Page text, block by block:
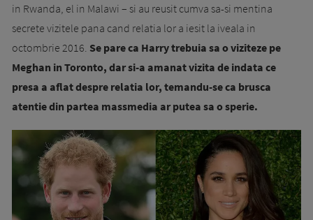
in Rwanda, el in Malawi – si au reusit cumva sa-si mentina
secrete vizitele pana cand relatia lor a iesit la iveala in
octombrie 2016. Se pare ca Harry trebuia sa o viziteze pe
Meghan in Toronto, dar si-a amanat vizita de indata ce
presa a aflat despre relatia lor, temandu-se ca brusca
atentie din partea massmedia ar putea sa o sperie.